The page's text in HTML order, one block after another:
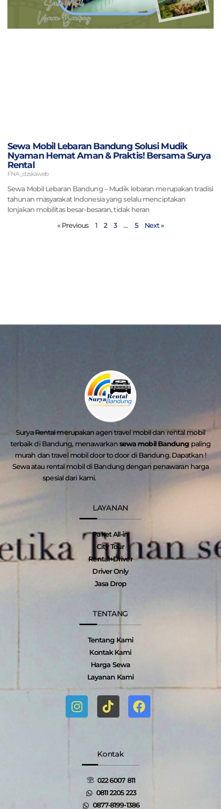
Sewa Mobil Lebaran Bandung Solusi Mudik
Nyaman Hemat Aman & Praktis! Bersama Surya
Rental
FNA_dzskaweb
Sewa Mobil Lebaran Bandung – Mudik lebaran merupakan tradisi
tahunan masyarakat Indonesia yang selalu menciptakan
lonjakan mobilitas besar-besaran, tidak heran
« Previous
1 2 3 … 5 Next »
Surya Rental merupakan agen travel mobil dan rental mobil
terbaik di Bandung, menawarkansewa mobil Bandung paling
murah dan travel mobil door to door di Bandung. Dapatkan !
Sewa atau rental mobil di Bandung dengan penawaran harga
spesial dari kami.
LAYANAN
Paket All-in
City Tour
Rental+Driver
Driver Only
Jasa Drop
TENTANG
Tentang Kami
Kontak Kami
Harga Sewa
Layanan Kami
I
n
s
m
T
i
k
k
F
a
c
o
Kontak
022 6007 811
0811 2205 223
0877-8199-1386